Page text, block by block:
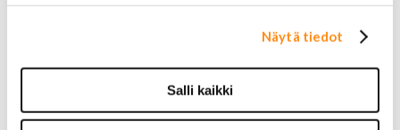
Näytä tiedot
Salli kaikki
Plymouth merkit
Pontiac merkit
Muut merkit